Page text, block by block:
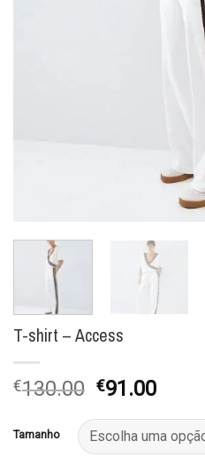
T-shirt – Access
€130.00 O
original
era:
€91.00O
atual
é:
Tamanho